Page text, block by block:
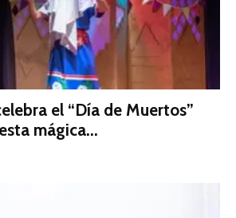
el “Día de Muertos”
mágica...